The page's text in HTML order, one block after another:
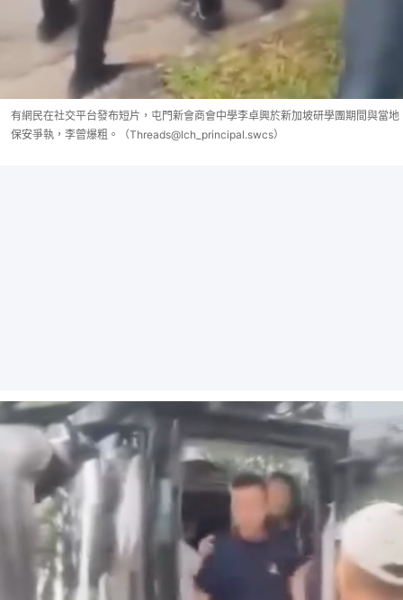
有網民在社交平台發布短片，屯門新會商會中學李卓興於新加坡研學團期間與當地
保安爭執，李曾爆粗。（Threads@lch_principal.swcs）